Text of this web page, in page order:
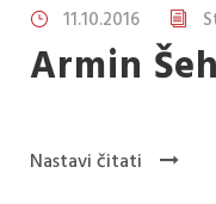
11.10.2016
Armin
Nastavi čitati